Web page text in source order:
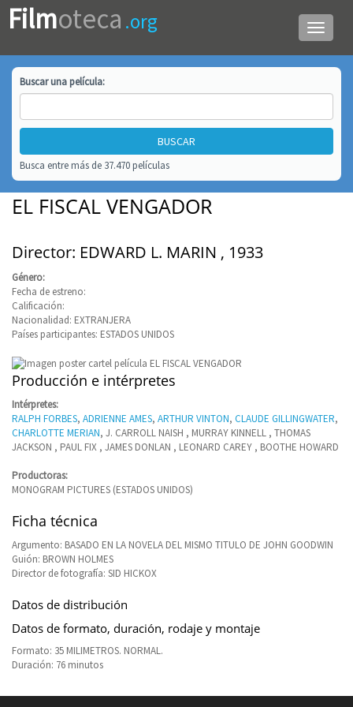
Menú
de
Filmoteca .org
Buscar unapelícula:
Busca entre más de 37.470 películas
EL FISCAL VENGADOR
Director: EDWARD L. MARIN , 1933
Género:
Fecha de estreno:
Calificación:
Nacionalidad: EXTRANJERA
Países participantes: ESTADOS UNIDOS
Producción e intérpretes
Intérpretes:
RALPH FORBES, ADRIENNE AMES, ARTHUR VINTON, CLAUDE GILLINGWATER,
CHARLOTTE MERIAN, J. CARROLL NAISH , MURRAY KINNELL , THOMAS
JACKSON , PAUL FIX , JAMES DONLAN , LEONARD CAREY , BOOTHE HOWARD
Productoras:
MONOGRAM PICTURES (ESTADOS UNIDOS)
Ficha técnica
Argumento: BASADO EN LA NOVELA DEL MISMO TITULO DE JOHN GOODWIN
Guión: BROWN HOLMES
Director de fotografía: SID HICKOX
Datos de distribución
Datos de formato, duración, rodaje y montaje
Formato: 35 MILIMETROS. NORMAL.
Duración: 76 minutos